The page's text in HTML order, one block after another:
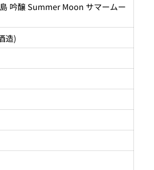
吟醸 Summer Moon サマームー
造)